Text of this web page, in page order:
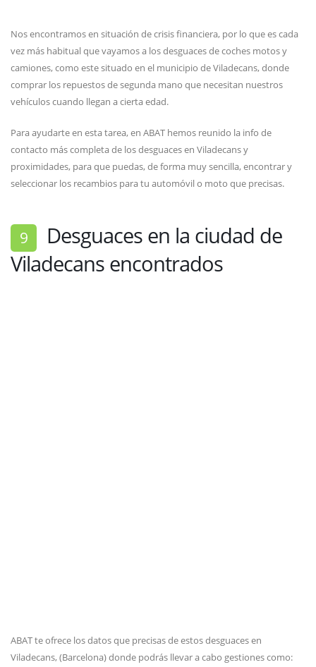
Nos encontramos en situación de crisis financiera, por lo que es cada
vez más habitual que vayamos a los desguaces de coches motos y
camiones, como este situado en el municipio de Viladecans, donde
comprar los repuestos de segunda mano que necesitan nuestros
vehículos cuando llegan a cierta edad.
Para ayudarte en esta tarea, en ABAT hemos reunido la info de
contacto más completa de los desguaces en Viladecans y
proximidades, para que puedas, de forma muy sencilla, encontrar y
seleccionar los recambios para tu automóvil o moto que precisas.
9 Desguaces en la ciudad de
Viladecans encontrados
ABAT te ofrece los datos que precisas de estos desguaces en
Viladecans, (Barcelona) donde podrás llevar a cabo gestiones como: